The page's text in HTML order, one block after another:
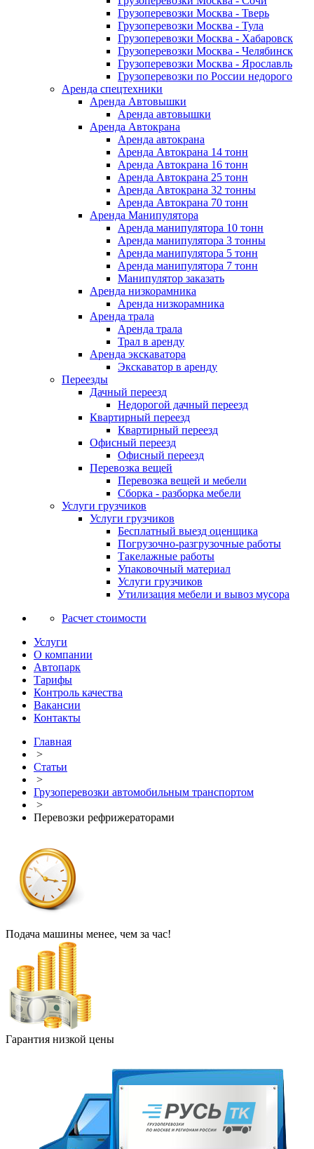
Грузоперевозки Москва - Тверь
Грузоперевозки Москва - Тула
Грузоперевозки Москва - Хабаровск
Грузоперевозки Москва - Челябинск
Грузоперевозки Москва - Ярославль
Грузоперевозки по России недорого
Аренда спецтехники
Аренда Автовышки
Аренда автовышки
Аренда Автокрана
Аренда автокрана
Аренда Автокрана 14 тонн
Аренда Автокрана 16 тонн
Аренда Автокрана 25 тонн
Аренда Автокрана 32 тонны
Аренда Автокрана 70 тонн
Аренда Манипулятора
Аренда манипулятора 10 тонн
Аренда манипулятора 3 тонны
Аренда манипулятора 5 тонн
Аренда манипулятора 7 тонн
Манипулятор заказать
Аренда низкорамника
Аренда низкорамника
Аренда трала
Аренда трала
Трал в аренду
Аренда экскаватора
Экскаватор в аренду
Переезды
Дачный переезд
Недорогой дачный переезд
Квартирный переезд
Квартирный переезд
Офисный переезд
Офисный переезд
Перевозка вещей
Перевозка вещей и мебели
Сборка - разборка мебели
Услуги грузчиков
Услуги грузчиков
Бесплатный выезд оценщика
Погрузочно-разгрузочные работы
Такелажные работы
Упаковочный материал
Услуги грузчиков
Утилизация мебели и вывоз мусора
Расчет стоимости
Услуги
О компании
Автопарк
Тарифы
Контроль качества
Вакансии
Контакты
Главная
>
Статьи
>
Грузоперевозки автомобильным транспортом
>
Перевозки рефрижераторами
Подача машины менее, чем за час!
Гарантия низкой цены